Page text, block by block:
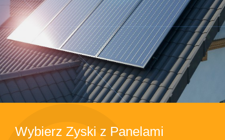
Wybierz Zyski z Panelami